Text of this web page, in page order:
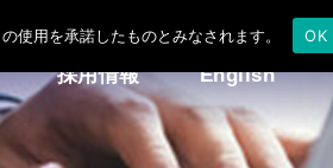
採用情報 English
用を承諾したものとみなされます。 OK